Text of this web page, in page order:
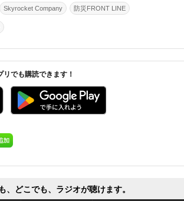
Skyrocket Company 防災FRONT LINE
でも購読できます！
、どこでも、ラジオが聴けます。